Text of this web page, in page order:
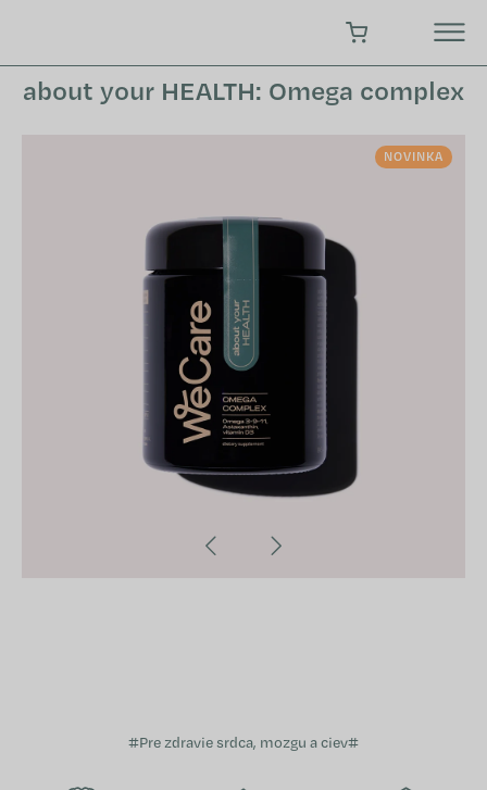
obsah
NÁKUPNÝ KOŠÍK
#Pre zdravie srdca, mozgu a ciev#
about your HEALTH: Omega complex
NOVINKA